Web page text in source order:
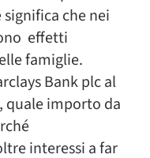
significa che nei
effetti
famiglie.
Bank plc al
quale importo da
interessi a far